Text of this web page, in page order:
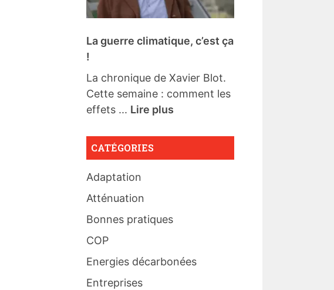
La guerre climatique, c’est ça
!
La chronique de Xavier Blot.
Cette semaine : comment les
effets ... Lire plus
CATÉGORIES
Adaptation
Atténuation
Bonnes pratiques
COP
Energies décarbonées
Entreprises